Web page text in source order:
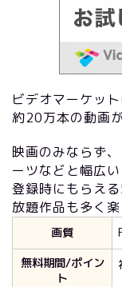
ビデオマーケッ
約20万本の動画
映画のみならず
ーツなどと幅広
登録時にもらえ
放題作品も多く楽
画質
無料期間/ポイン
ト